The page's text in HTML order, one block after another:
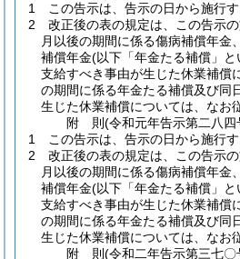
1
この告示は、告示の日から施行す
2
改正後の表の規定は、この告示
月以後の期間に係る傷病補償年金
補償年金(以下「年金たる補償」と
支給すべき事由が生じた休業補償
の期間に係る年金たる補償及び同
生じた休業補償については、なお
附 則(令和元年告示第二八四
1
この告示は、告示の日から施行す
2
改正後の表の規定は、この告示
月以後の期間に係る傷病補償年金
補償年金(以下「年金たる補償」と
支給すべき事由が生じた休業補償
の期間に係る年金たる補償及び同
生じた休業補償については、なお
附 則(令和二年告示第三七〇